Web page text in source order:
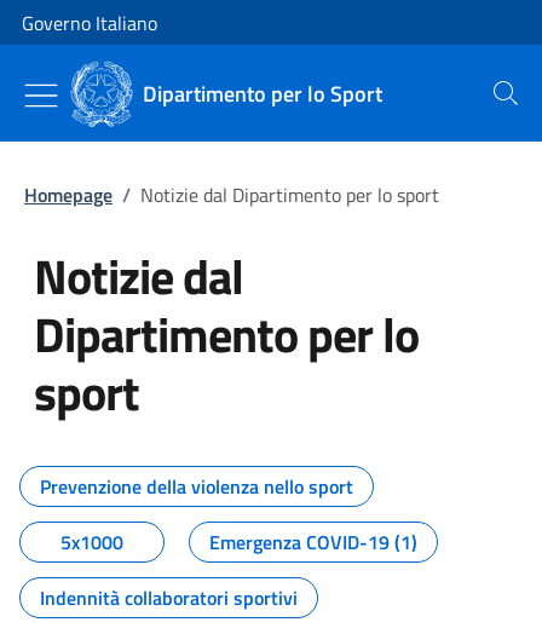
Vai al contenuto
Vai alla navigazione del sito
Governo Italiano
Dipartimento per lo Sport Cerca
Homepage / Notizie dal Dipartimento per lo sport
Notizie dal
Dipartimento per lo
sport
Tutti i contenuti della pagina
Prevenzione della violenza nello sport
5x1000
Emergenza COVID-19 (1)
Indennità collaboratori sportivi